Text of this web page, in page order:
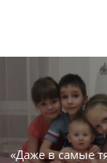
«Даже в самые